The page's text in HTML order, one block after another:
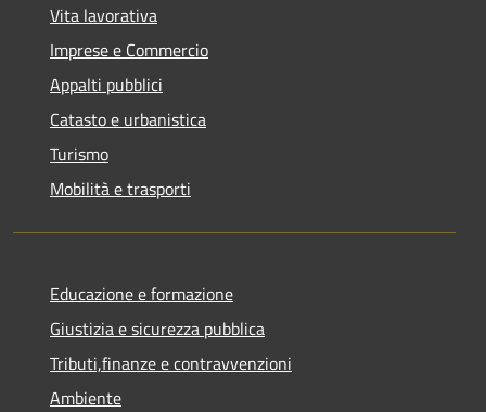
Vita lavorativa
Imprese e Commercio
Appalti pubblici
Catasto e urbanistica
Turismo
Mobilità e trasporti
Educazione e formazione
Giustizia e sicurezza pubblica
Tributi,finanze e contravvenzioni
Ambiente